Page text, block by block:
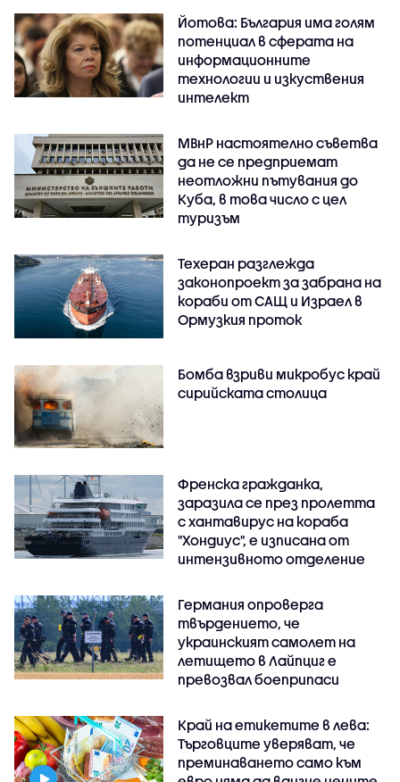
Йотова: България има голям
потенциал в сферата на
информационните
технологии и изкуствения
интелект
МВнР настоятелно съветва
да не се предприемат
неотложни пътувания до
Куба, в това число с цел
туризъм
Техеран разглежда
законопроект за забрана на
кораби от САЩ и Израел в
Ормузкия проток
Бомба взриви микробус край
сирийската столица
Френска гражданка,
заразила се през пролетта
с хантавирус на кораба
"Хондиус", е изписана от
интензивното отделение
Германия опроверга
твърдението, че
украинският самолет на
летището в Лайпциг е
превозвал боеприпаси
Край на етикетите в лева:
Търговците уверяват, че
преминаването само към